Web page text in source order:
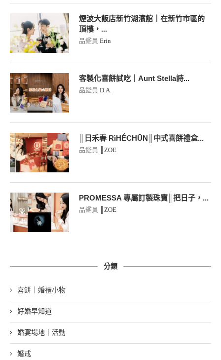
煙波大飯店新竹湖濱館｜在新竹市區的
頂樓，...
品鑑員 Erin
客製化喜餅試吃｜Aunt Stella詩...
品鑑員 D.A.
║日禾春 RìHÉCHŪN║中式喜餅禮盒...
品鑑員 ║ZOE
PROMESSA 專屬訂製珠寶║把日子，...
品鑑員 ║ZOE
分類
喜餅｜婚禮小物
好婚早知道
婚宴場地｜活動
婚戒